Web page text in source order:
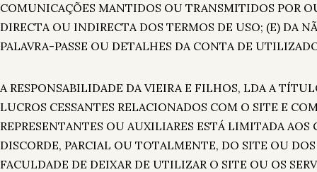
COMUNICAÇÕES MANTIDOS OU TRANSMITIDOS POR
DIRECTA OU INDIRECTA DOS TERMOS DE USO; (E) DA
PALAVRA-PASSE OU DETALHES DA CONTA DE
A RESPONSABILIDADE DA VIEIRA E FILHOS, LDA A
LUCROS CESSANTES RELACIONADOS COM O SITE E
REPRESENTANTES OU AUXILIARES ESTÁ LIMITADA
DISCORDE, PARCIAL OU TOTALMENTE, DO SITE OU
FACULDADE DE DEIXAR DE UTILIZAR O SITE OU OS